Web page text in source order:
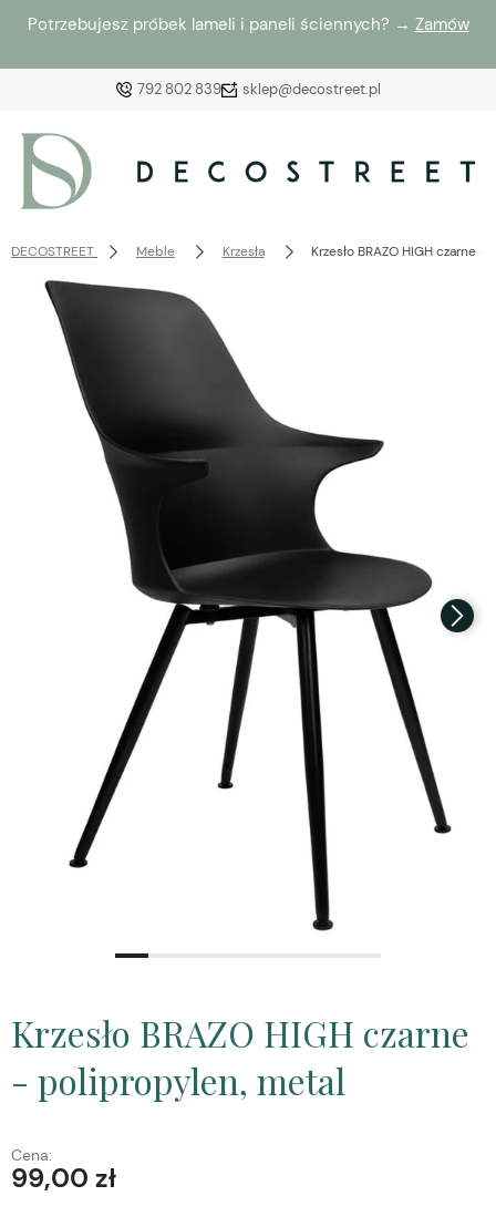
Potrzebujesz próbek lameli i paneli ściennych? → Zamów
792 802 839 sklep@decostreet.pl
Załóż konto
Wybierz coś dla siebie z naszej aktualnej oferty lub
zaloguj się, aby przywrócić dodane produkty do listy
z poprzedniej sesji.
DECOSTREET Meble Krzesła Krzesło BRAZO HIGH czarne
Krzesło BRAZO HIGH czarne
- polipropylen, metal
Cena:
99,00 zł